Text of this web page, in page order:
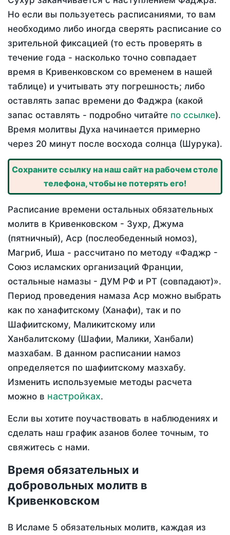
Но если вы пользуетесь расписаниями, то вам
необходимо либо иногда сверять расписание со
зрительной фиксацией (то есть проверять в
течение года - насколько точно совпадает
время в Кривенковском со временем в нашей
таблице) и учитывать эту погрешность; либо
оставлять запас времени до Фаджра (какой
запас оставлять - подробно читайте по ссылке).
Время молитвы Духа начинается примерно
через 20 минут после восхода солнца (Шурука).
Сохраните ссылку на наш сайт на рабочем столе
телефона, чтобы не потерять его!
Расписание времени остальных обязательных
молитв в Кривенковском - Зухр, Джума
(пятничный), Аср (послеобеденный номоз),
Магриб, Иша - рассчитано по методу «Фаджр -
Союз исламских организаций Франции,
остальные намазы - ДУМ РФ и РТ (совпадают)».
Период проведения намаза Аср можно выбрать
как по ханафитскому (Ханафи), так и по
Шафиитскому, Маликитскому или
Ханбалитскому (Шафии, Малики, Ханбали)
мазхабам. В данном расписании намоз
определяется по шафиитскому мазхабу.
Изменить используемые методы расчета
можно в настройках.
Если вы хотите поучаствовать в наблюдениях и
сделать наш график азанов более точным, то
свяжитесь с нами.
Время обязательных и
добровольных молитв в
Кривенковском
В Исламе 5 обязательных молитв, каждая из